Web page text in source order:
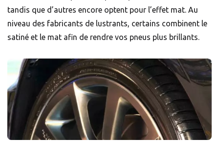
tandis que d’autres encore optent pour l’effet mat. Au
niveau des fabricants de lustrants, certains combinent le
satiné et le mat afin de rendre vos pneus plus brillants.